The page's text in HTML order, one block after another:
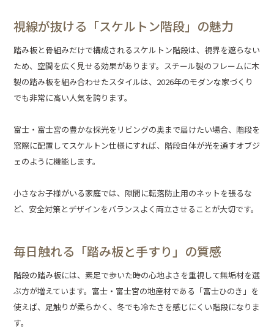
視線が抜ける「スケルトン階段」の魅力
踏み板と骨組みだけで構成されるスケルトン階段は、視界を遮らない
ため、空間を広く見せる効果があります。スチール製のフレームに木
製の踏み板を組み合わせたスタイルは、2026年のモダンな家づくり
でも非常に高い人気を誇ります。
富士・富士宮の豊かな採光をリビングの奥まで届けたい場合、階段を
窓際に配置してスケルトン仕様にすれば、階段自体が光を通すオブジ
ェのように機能します。
小さなお子様がいる家庭では、隙間に転落防止用のネットを張るな
ど、安全対策とデザインをバランスよく両立させることが大切です。
毎日触れる「踏み板と手すり」の質感
階段の踏み板には、素足で歩いた時の心地よさを重視して無垢材を選
ぶ方が増えています。富士・富士宮の地産材である「富士ひのき」を
使えば、足触りが柔らかく、冬でも冷たさを感じにくい階段になりま
す。